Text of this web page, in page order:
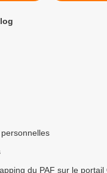
du PAF sur le portail